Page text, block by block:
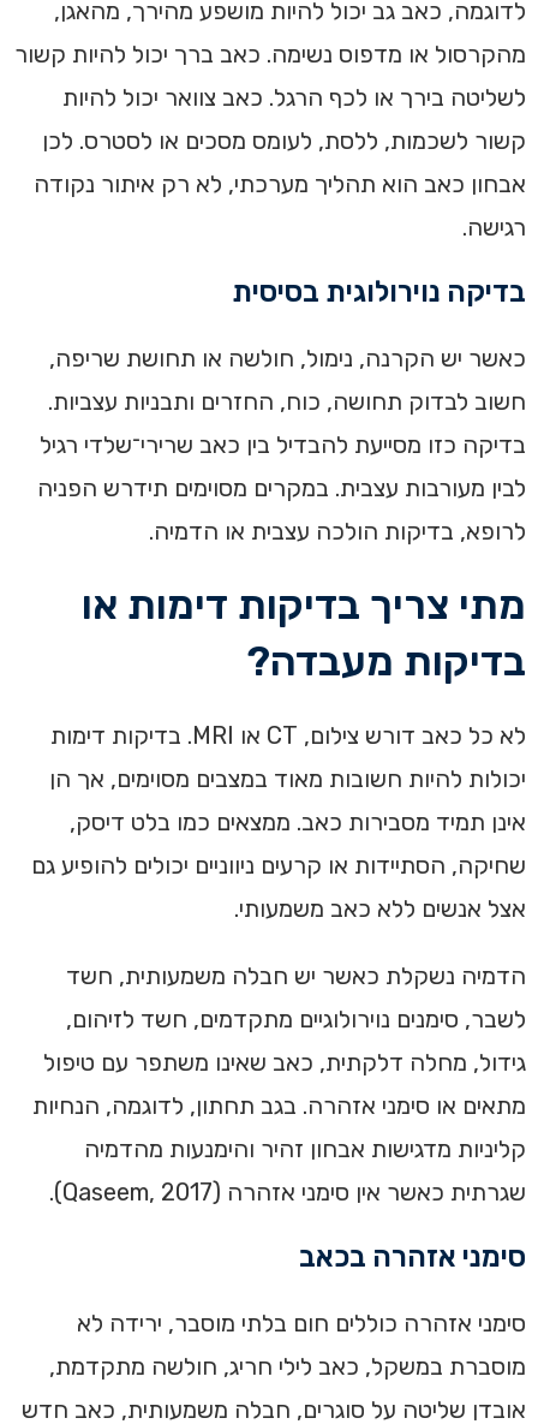
לדוגמה, כאב גב יכול להיות מושפע מהירך, מהאגן,
מהקרסול או מדפוס נשימה. כאב ברך יכול להיות קשור
לשליטה בירך או לכף הרגל. כאב צוואר יכול להיות
קשור לשכמות, ללסת, לעומס מסכים או לסטרס. לכן
אבחון כאב הוא תהליך מערכתי, לא רק איתור נקודה
רגישה.
בדיקה נוירולוגית בסיסית
כאשר יש הקרנה, נימול, חולשה או תחושת שריפה,
חשוב לבדוק תחושה, כוח, החזרים ותבניות עצביות.
בדיקה כזו מסייעת להבדיל בין כאב שרירי־שלדי רגיל
לבין מעורבות עצבית. במקרים מסוימים תידרש הפניה
לרופא, בדיקות הולכה עצבית או הדמיה.
מתי צריך בדיקות דימות או
בדיקות מעבדה?
לא כל כאב דורש צילום, CT או MRI. בדיקות דימות
יכולות להיות חשובות מאוד במצבים מסוימים, אך הן
אינן תמיד מסבירות כאב. ממצאים כמו בלט דיסק,
שחיקה, הסתיידות או קרעים ניווניים יכולים להופיע גם
אצל אנשים ללא כאב משמעותי.
הדמיה נשקלת כאשר יש חבלה משמעותית, חשד
לשבר, סימנים נוירולוגיים מתקדמים, חשד לזיהום,
גידול, מחלה דלקתית, כאב שאינו משתפר עם טיפול
מתאים או סימני אזהרה. בגב תחתון, לדוגמה, הנחיות
קליניות מדגישות אבחון זהיר והימנעות מהדמיה
שגרתית כאשר אין סימני אזהרה (Qaseem, 2017).
סימני אזהרה בכאב
סימני אזהרה כוללים חום בלתי מוסבר, ירידה לא
מוסברת במשקל, כאב לילי חריג, חולשה מתקדמת,
אובדן שליטה על סוגרים, חבלה משמעותית, כאב חדש